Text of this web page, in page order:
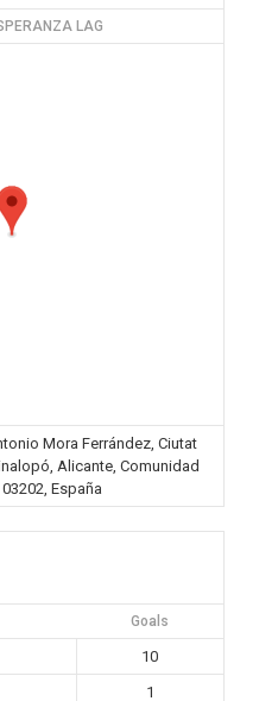
LAG
Mora Ferrández, Ciutat
Alicante, Comunidad
España
Goals
10
1